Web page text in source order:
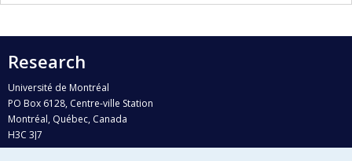
Research
Université de Montréal
PO Box 6128, Centre-ville Station
Montréal, Québec, Canada
H3C 3J7